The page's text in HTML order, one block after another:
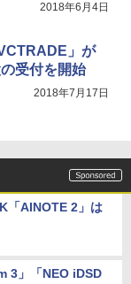
2018年6月4日
」が
受付を開始
2018年7月17日
「AINOTE 2」は
3」「NEO iDSD